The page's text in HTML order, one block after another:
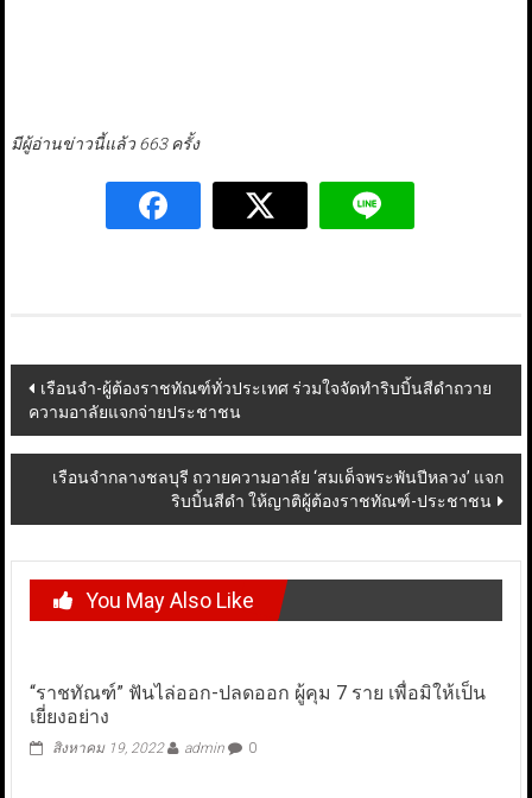
มีผู้อ่านข่าวนี้แล้ว 663 ครั้ง
Post
navigation
เรือนจำ-ผู้ต้องราชทัณฑ์ทั่วประเทศ ร่วมใจจัดทำริบบิ้นสีดำถวาย
ความอาลัยแจกจ่ายประชาชน
เรือนจำกลางชลบุรี ถวายความอาลัย ‘สมเด็จพระพันปีหลวง’ แจก
ริบบิ้นสีดำ ให้ญาติผู้ต้องราชทัณฑ์-ประชาชน
You May Also Like
“ราชทัณฑ์” ฟันไล่ออก-ปลดออก ผู้คุม 7 ราย เพื่อมิให้เป็น
เยี่ยงอย่าง
สิงหาคม 19, 2022 admin 0